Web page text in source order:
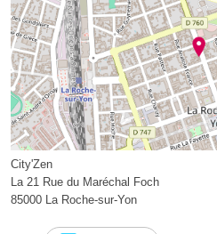
City'Zen
La 21 Rue du Maréchal Foch
85000 La Roche-sur-Yon